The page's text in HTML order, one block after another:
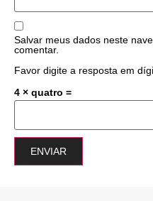
Salvar meus dados neste
comentar.
Favor digite a resposta em
4 × quatro =